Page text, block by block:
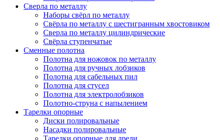
Сверла по металлу
Наборы свёрл по металлу
Свёрла по металлу с шестигранным хвостовиком
Сверла по металлу цилиндрические
Свёрла ступенчатые
Сменные полотна
Полотна для ножовок по металлу
Полотна для ручных лобзиков
Полотна для сабельных пил
Полотна для стусел
Полотна для электролобзиков
Полотно-струна с напылением
Тарелки опорные
Диски полировальные
Насадки полировальные
Тарелки опорные для дрели